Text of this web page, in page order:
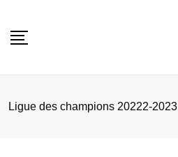
Ligue des champions 20222-2023